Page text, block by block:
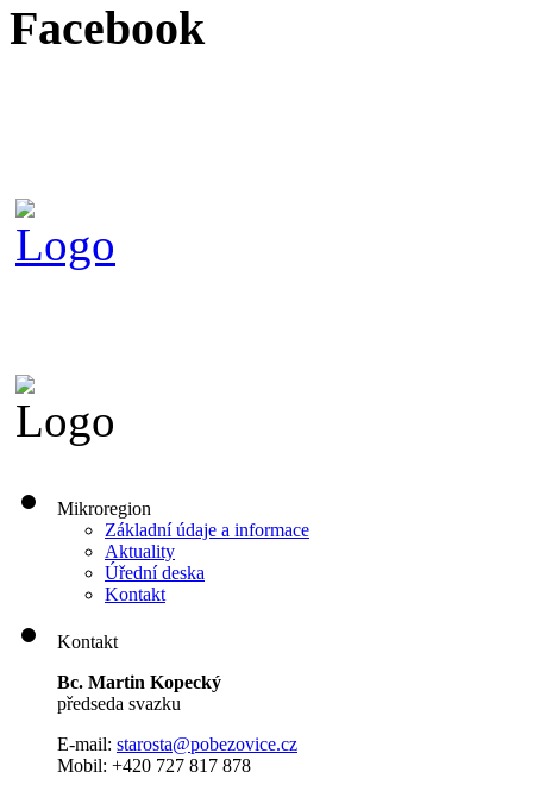
Facebook
Mikroregion
Základní údaje a informace
Aktuality
Úřední deska
Kontakt
Kontakt
Bc. Martin Kopecký
předseda svazku
E-mail: starosta@pobezovice.cz
Mobil: +420 727 817 878